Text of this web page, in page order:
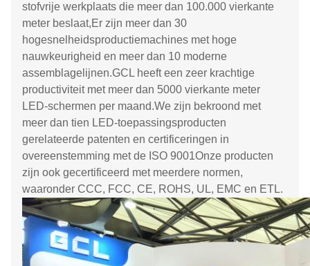
stofvrije werkplaats die meer dan 100.000 vierkante
meter beslaat,Er zijn meer dan 30
hogesnelheidsproductiemachines met hoge
nauwkeurigheid en meer dan 10 moderne
assemblagelijnen.GCL heeft een zeer krachtige
productiviteit met meer dan 5000 vierkante meter
LED-schermen per maand.We zijn bekroond met
meer dan tien LED-toepassingsproducten
gerelateerde patenten en certificeringen in
overeenstemming met de ISO 9001Onze producten
zijn ook gecertificeerd met meerdere normen,
waaronder CCC, FCC, CE, ROHS, UL, EMC en ETL.